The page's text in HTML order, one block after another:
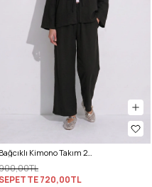
Bağcıklı Kimono Takım 26610 - SİYAH
720,00TL